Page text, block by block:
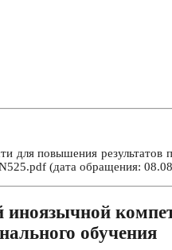
для повышения
(дата обращения:
обучения